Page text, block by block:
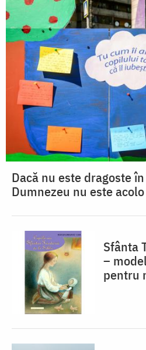
Dacă nu este dragoste
Dumnezeu nu este acolo
Sfânta
–
pentru